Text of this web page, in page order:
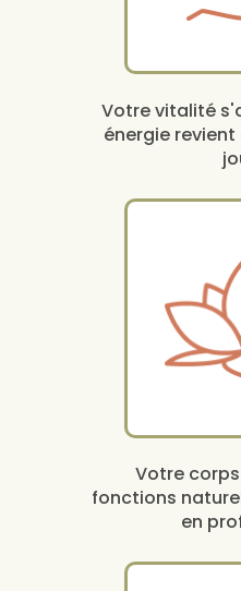
Votre vitalité
énergie
Votre
fonctions
en